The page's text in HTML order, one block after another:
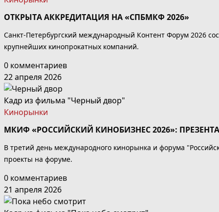
ОТКРЫТА АККРЕДИТАЦИЯ НА «СПБМКФ 2026»
Санкт-Петербургский международный Контент Форум 2026
крупнейших кинопрокатных компаний.
0 комментариев
22 апреля 2026
Кадр из фильма "Черный двор"
Кинорынки
МКИФ «РОССИЙСКИЙ КИНОБИЗНЕС 2026»:
В третий день международного кинорынка и форума
проекты на форуме.
0 комментариев
21 апреля 2026